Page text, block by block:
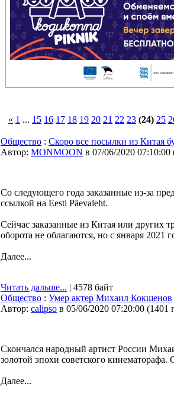
« 1 ... 15 16 17 18 19 20 21 22 23 (24) 25
Общество : Скоро все посылки из Китая
Автор: MONMOON в 07/06/2020 07:10:00
Со следующего года заказанные из-за
ссылкой на Eesti Päevaleht.
Сейчас заказанные из Китая или других
оборота не облагаются, но с января 2021
Далее...
Читать дальше... | 4578 байт
Общество : Умер актер Михаил Кокшенов
Автор: calipso в 05/06/2020 07:20:00 (1401
Скончался народный артист России
золотой эпохи советского
Далее...